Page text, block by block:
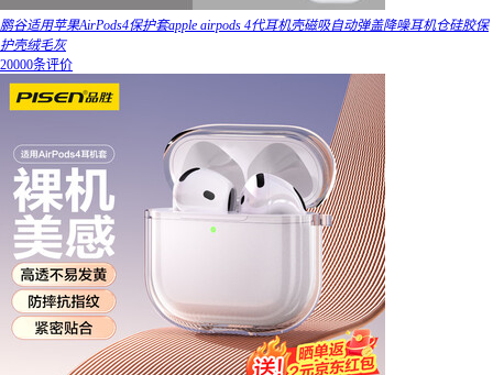
鹏谷适用苹果AirPods4保护套apple airpods 4代耳机壳磁吸自动弹盖降噪耳机仓硅胶保
护壳绒毛灰
20000条评价